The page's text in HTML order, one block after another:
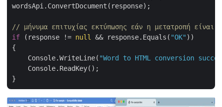
wordsApi.ConvertDocument(response);
// μήνυμα επιτυχίας εκτύπωσης εάν η μετατροπή είναι
if (response != null && response.Equals( "OK" ))
{
    Console.WriteLine(
"Word to HTML conversion
    Console.ReadKey();